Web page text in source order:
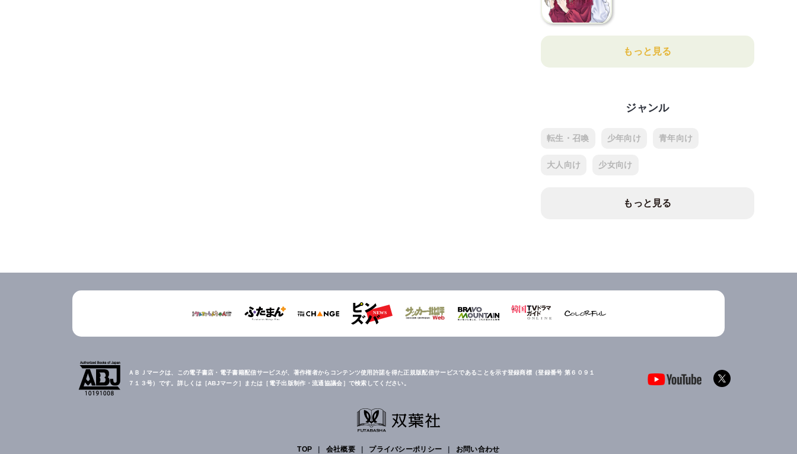
もっと見る
ジャンル
転生・召喚 少年向け 青年向け
大人向け 少女向け
もっと見る
ＡＢＪマークは、この電子書店・電子書籍配信サービスが、著作権者からコンテンツ使用許諾を得た正規版配信サービスであることを示す登録商標（登録番号 第６０９１
７１３号）です。詳しくは［ABJマーク］または［電子出版制作・流通協議会］で検索してください。
TOP 会社概要 プライバシーポリシー お問い合わせ